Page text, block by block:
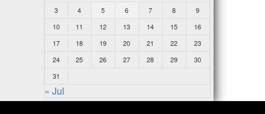
3
4 5 6 7 8
9
10
11 12 13 14 15
16
17
18 19 20 21 22
23
24
25 26 27 28 29
30
31
« Jul